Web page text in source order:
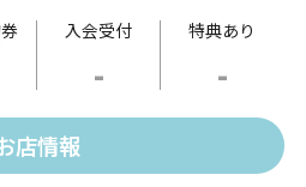
リ楽しめる「プルコギセッ
っぷりのメニューを提供しま
す。
夜メニューとして「海鮮チヂ
の単品メニューなども販売。
入会受付
-
特典あり
-
店情報